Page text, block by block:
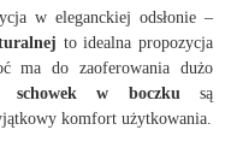
w eleganckiej odsłonie –
to idealna propozycja
ma do zaoferowania dużo
schowek w boczku są
komfort użytkowania.